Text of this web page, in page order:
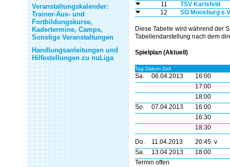
Veranstaltungskalender:
Trainer-Aus- und
Fortbildungskurse,
Kadertermine, Camps,
Sonstige Veranstaltungen
Handlungsanleitungen und
Hilfestellungen zu nuLiga
11
TSV Karlsfeld
12
SG Moosburg
Diese Tabelle wird während der
Tabellendarstellung nach dem
Spielplan (Aktuell)
Tag Datum Zeit
Sa. 06.04.2013
16:00
17:00
18:00
So.
07.04.2013
16:00
16:30
18:30
Do.
11.04.2013
20:45 v
Sa.
13.04.2013
18:00
Termin offen